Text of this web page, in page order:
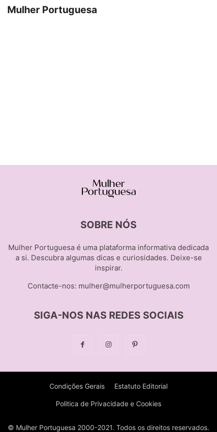
Mulher Portuguesa
SOBRE NÓS
Mulher Portuguesa é uma plataforma informativa dedicada
a si. Descubra algumas dicas e curiosidades. Deixe-se
inspirar.
Contacte-nos: mulher@mulherportuguesa.com
SIGA-NOS NAS REDES SOCIAIS
Condições Gerais Estatuto Editorial
Politica de Privacidade e Cookies
© Mulher Portuguesa 2000-2021. Todos os direitos reservados.